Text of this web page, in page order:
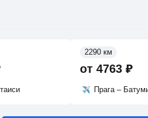
от 4763 ₽
Прага –
2290 км